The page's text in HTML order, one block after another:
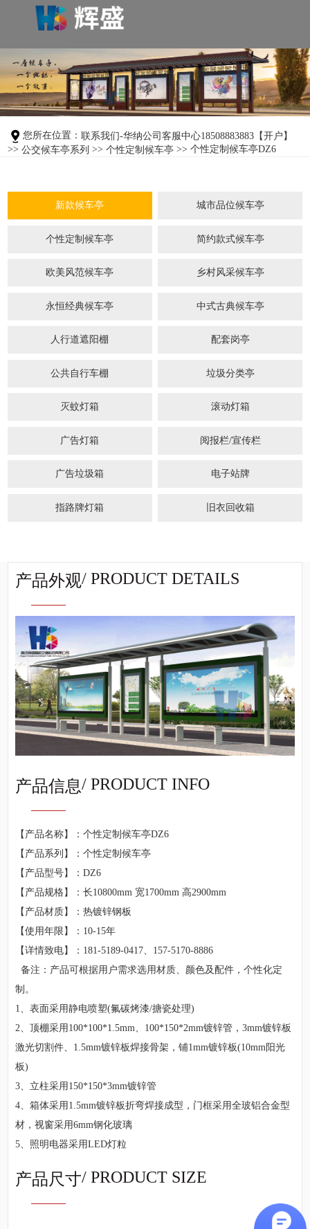
您所在位置：联系我们-华纳公司客服中心18508883883【开户】
>>公交候车亭系列 >>个性定制候车亭 >> 个性定制候车亭DZ6
新款候车亭 城市品位候车亭
个性定制候车亭 简约款式候车亭
欧美风范候车亭 乡村风采候车亭
永恒经典候车亭 中式古典候车亭
人行道遮阳棚 配套岗亭
公共自行车棚 垃圾分类亭
灭蚊灯箱 滚动灯箱
广告灯箱 阅报栏/宣传栏
广告垃圾箱 电子站牌
指路牌灯箱 旧衣回收箱
产品外观/ PRODUCT DETAILS
产品信息/ PRODUCT INFO
【产品名称】：个性定制候车亭DZ6
【产品系列】：个性定制候车亭
【产品型号】：DZ6
【产品规格】：长10800mm 宽1700mm 高2900mm
【产品材质】：热镀锌钢板
【使用年限】：10-15年
【详情致电】：181-5189-0417、157-5170-8886
备注：产品可根据用户需求选用材质、颜色及配件，个性化定
制。
1、表面采用静电喷塑(氟碳烤漆/搪瓷处理)
2、顶棚采用100*100*1.5mm、100*150*2mm镀锌管，3mm镀锌板
激光切割件、1.5mm镀锌板焊接骨架，铺1mm镀锌板(10mm阳光
板)
3、立柱采用150*150*3mm镀锌管
4、箱体采用1.5mm镀锌板折弯焊接成型，门框采用全玻铝合金型
材，视窗采用6mm钢化玻璃
5、照明电器采用LED灯粒
产品尺寸/ PRODUCT SIZE